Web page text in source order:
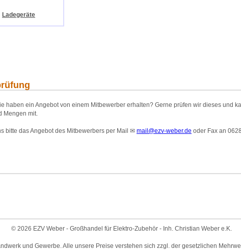
Ladegeräte
haben ein Angebot von einem Mitbewerber erhalten? Gerne prüfen wir dieses und
Mengen mit.
bitte das Angebot des Mitbewerbers per Mail ✉ mail@ezv-weber.de oder Fax an
© 2026 EZV Weber - Großhandel für Elektro-Zubehör - Inh. Christian Weber e.K.
und Gewerbe. Alle unsere Preise verstehen sich zzgl. der gesetzlichen